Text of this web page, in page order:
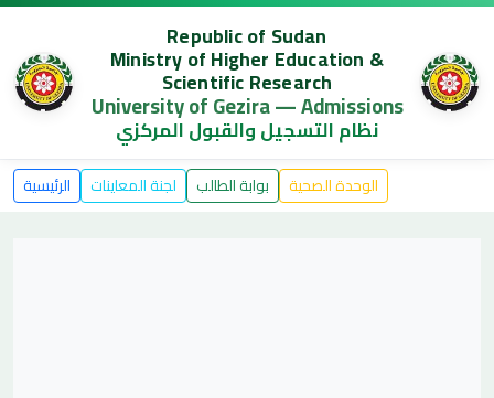
Republic of Sudan
Ministry of Higher Education &
Scientific Research
University of Gezira — Admissions
نظام التسجيل والقبول المركزي
الرئيسية لجنة المعاينات بوابة الطالب الوحدة الصحية